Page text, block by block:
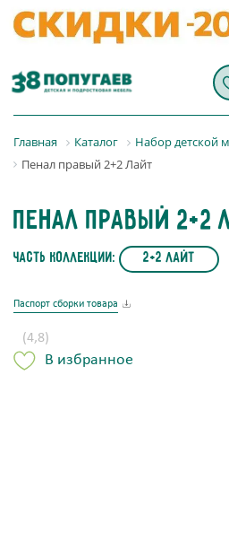
Главная Каталог
Набор детской
Пенал правый 2+2 Лайт
Пенал правый 2+2
часть коллекции: 2+2 Лайт
Паспорт сборки товара
(4,8)
В избранное